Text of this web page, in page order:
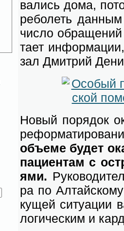
ва­лись до­ма,
ре­бо­леть
чис­ло
та­ет
зал Дмит­рий
Но­вый по­ря­док
объ­е­ме бу­дет
па­ци­ен­там с
я­ми.
ра по
ку­щей си­ту­а­ции
ло­ги­че­ским и